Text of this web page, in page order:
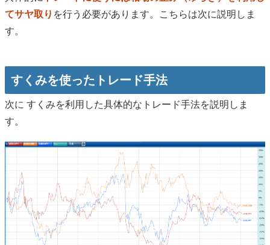
てサヤ取り を行う必要があります。こちらは次に説明しま
す。
すくみを使ったトレード手法
次に すくみを利用した具体的なトレード手法を説明しま
す。